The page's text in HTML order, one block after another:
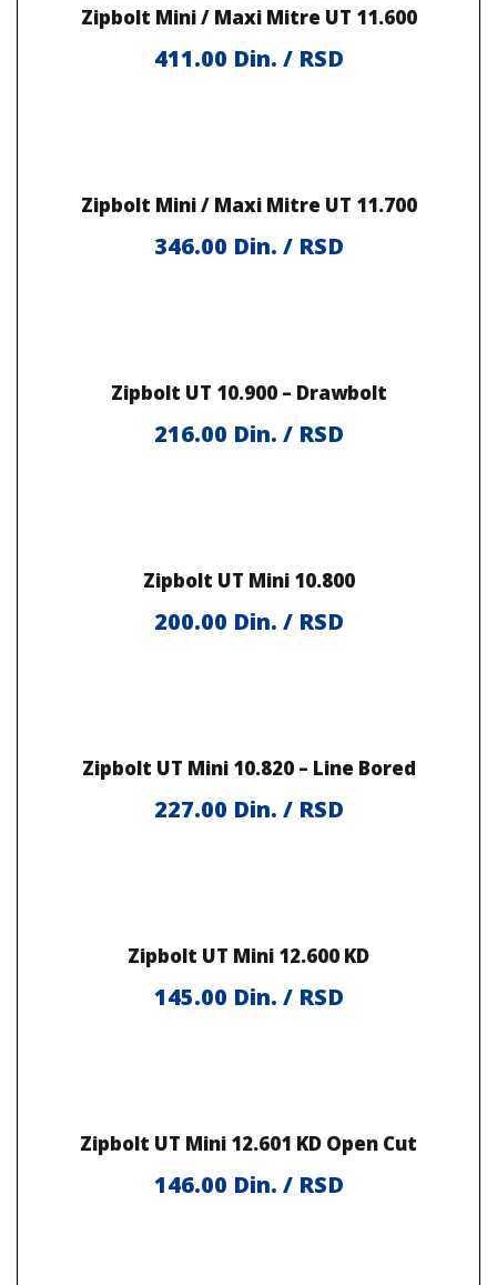
Zipbolt Mini / Maxi Mitre UT 11.600
411.00 Din. / RSD
Zipbolt Mini / Maxi Mitre UT 11.700
346.00 Din. / RSD
Zipbolt UT 10.900 – Drawbolt
216.00 Din. / RSD
Zipbolt UT Mini 10.800
200.00 Din. / RSD
Zipbolt UT Mini 10.820 – Line Bored
227.00 Din. / RSD
Zipbolt UT Mini 12.600 KD
145.00 Din. / RSD
Zipbolt UT Mini 12.601 KD Open Cut
146.00 Din. / RSD